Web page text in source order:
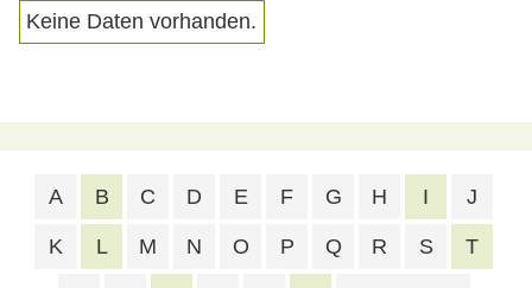
Keine Daten vorhanden.
A B C D E F G H I J
K L M N O P Q R S T